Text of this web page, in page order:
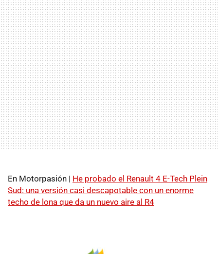
En Motorpasión | He probado el Renault 4 E-Tech Plein
Sud: una versión casi descapotable con un enorme
techo de lona que da un nuevo aire al R4